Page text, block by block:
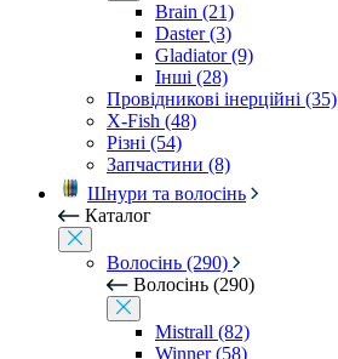
Brain (21)
Daster (3)
Gladiator (9)
Інші (28)
Провідникові інерційні (35)
X-Fish (48)
Різні (54)
Запчастини (8)
Шнури та волосінь
Каталог
Волосінь (290)
Волосінь (290)
Mistrall (82)
Winner (58)